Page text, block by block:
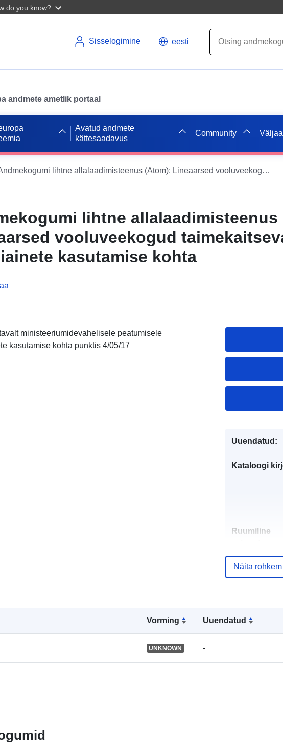
do you know?
Sisselogimine eesti
andmete ametlik portaal
Avatud andmete
kättesaadavus
Community
Andmekogumi lihtne allalaadimisteenus (Atom): Lineaarsed vooluveekogud taimekaitsevahendite ja abiainete kasutamise kohta
lihtne allalaadimisteenus
vooluveekogud
kasutamise kohta
ministeeriumidevahelisele peatumisele
kasutamise kohta punktis 4/05/17
Vorming Uuendatud
UNKNOWN -
Uuendatud:
Kataloogi
Ruumiline
Näita rohkem